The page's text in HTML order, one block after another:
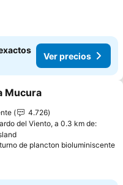
Ver precios
a favoritos
Mucura
4.726
del Viento, a 0.3 km de:
de plancton bioluminiscente